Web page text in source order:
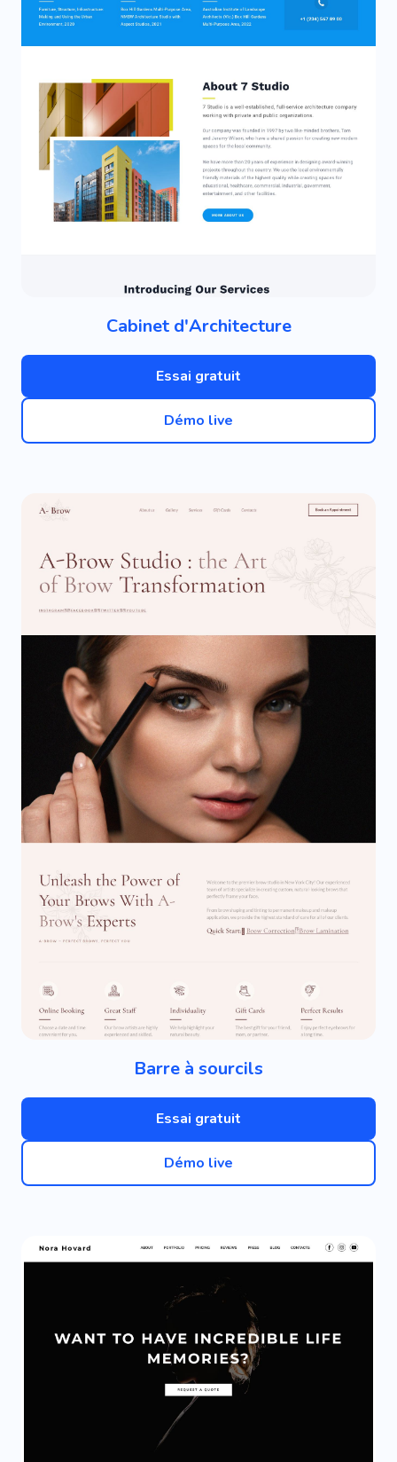
Cabinet d'Architecture
Essai gratuit
Démo live
Barre à sourcils
Essai gratuit
Démo live